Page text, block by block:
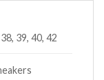
39, 40, 42